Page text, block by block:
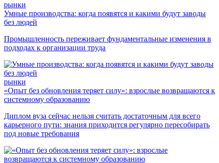
рынки
Умные производства: когда появятся и какими будут заводы
без людей
Промышленность переживает фундаментальные изменения в
подходах к организации труда
рынки
«Опыт без обновления теряет силу»: взрослые возвращаются к
системному образованию
Диплом вуза сейчас нельзя считать достаточным для всего
карьерного пути: знания приходится регулярно пересобирать
под новые требования